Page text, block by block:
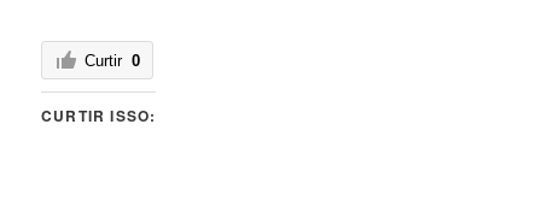
Curtir 0
CURTIR ISSO: